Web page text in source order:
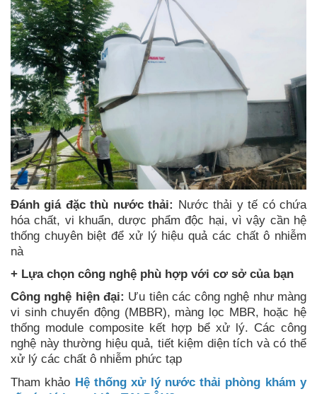
Đánh giá đặc thù nước thải: Nước thải y tế có chứa
hóa chất, vi khuẩn, dược phẩm độc hại, vì vậy cần hệ
thống chuyên biệt để xử lý hiệu quả các chất ô nhiễm
nà
+ Lựa chọn công nghệ phù hợp với cơ sở của bạn
Công nghệ hiện đại: Ưu tiên các công nghệ như màng
vi sinh chuyển động (MBBR), màng lọc MBR, hoặc hệ
thống module composite kết hợp bể xử lý. Các công
nghệ này thường hiệu quả, tiết kiệm diện tích và có thể
xử lý các chất ô nhiễm phức tạp
Tham khảo Hệ thống xử lý nước thải phòng khám y